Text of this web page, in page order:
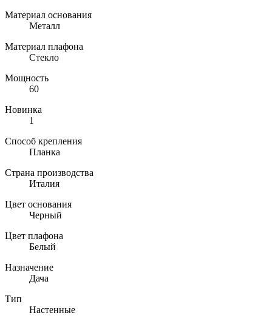
Материал основания
Металл
Материал плафона
Стекло
Мощность
60
Новинка
1
Способ крепления
Планка
Страна производства
Италия
Цвет основания
Черный
Цвет плафона
Белый
Назначение
Дача
Тип
Настенные